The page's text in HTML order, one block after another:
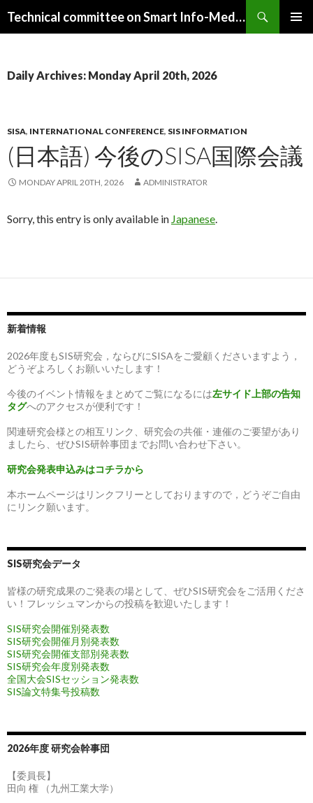
Technical committee on Smart Info-Media Systems (SIS), IEICE
Daily Archives: Monday April 20th, 2026
SISA, INTERNATIONAL CONFERENCE, SIS INFORMATION
(日本語) 今後のSISA国際会議
MONDAY APRIL 20TH, 2026 ADMINISTRATOR
Sorry, this entry is only available in Japanese.
新着情報
2026年度もSIS研究会，ならびにSISAをご愛顧くださいますよう，
どうぞよろしくお願いいたします！
今後のイベント情報をまとめてご覧になるには左サイド上部の告知
タグへのアクセスが便利です！
関連研究会様との相互リンク、研究会の共催・連催のご要望があり
ましたら、ぜひSIS研幹事団までお問い合わせ下さい。
研究会発表申込みはコチラから
本ホームページはリンクフリーとしておりますので，どうぞご自由
にリンク願います。
SIS研究会データ
皆様の研究成果のご発表の場として、ぜひSIS研究会をご活用くださ
い！フレッシュマンからの投稿を歓迎いたします！
SIS研究会開催別発表数
SIS研究会開催月別発表数
SIS研究会開催支部別発表数
SIS研究会年度別発表数
全国大会SISセッション発表数
SIS論文特集号投稿数
2026年度 研究会幹事団
【委員長】
田向 権 （九州工業大学）